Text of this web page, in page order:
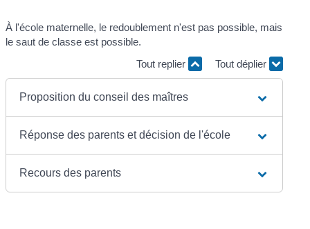
À l'école maternelle, le redoublement n'est pas possible, mais
le saut de classe est possible.
Tout replier
Tout déplier
Proposition du conseil des maîtres
Réponse des parents et décision de l'école
Recours des parents